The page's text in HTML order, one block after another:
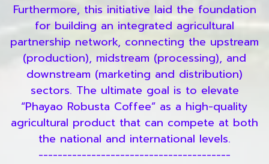
Furthermore, this initiative laid the foundation
for building an integrated agricultural
partnership network, connecting the upstream
(production), midstream (processing), and
downstream (marketing and distribution)
sectors. The ultimate goal is to elevate
“Phayao Robusta Coffee” as a high-quality
agricultural product that can compete at both
the national and international levels.
----------------------------------------